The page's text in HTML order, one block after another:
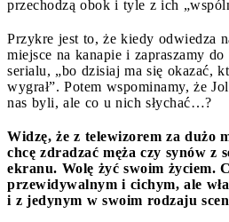
przechodzą obok i tyle z ich
Przykre jest to, że kiedy odwiedza
miejsce na kanapie i zapraszamy
serialu, „bo dzisiaj ma się okazać,
wygrał”. Potem wspominamy, że
nas byli, ale co u nich słychać…?
Widzę, że z telewizorem za dużo
chcę zdradzać męża czy synów z
ekranu. Wolę żyć swoim życiem.
przewidywalnym i cichym, ale
i z jedynym w swoim rodzaju